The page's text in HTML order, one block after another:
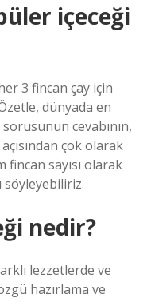
içeceği
3 fincan çay için
dünyada en
cevabının,
çok olarak
sayısı olarak
nedir?
lezzetlerde ve
hazırlama ve